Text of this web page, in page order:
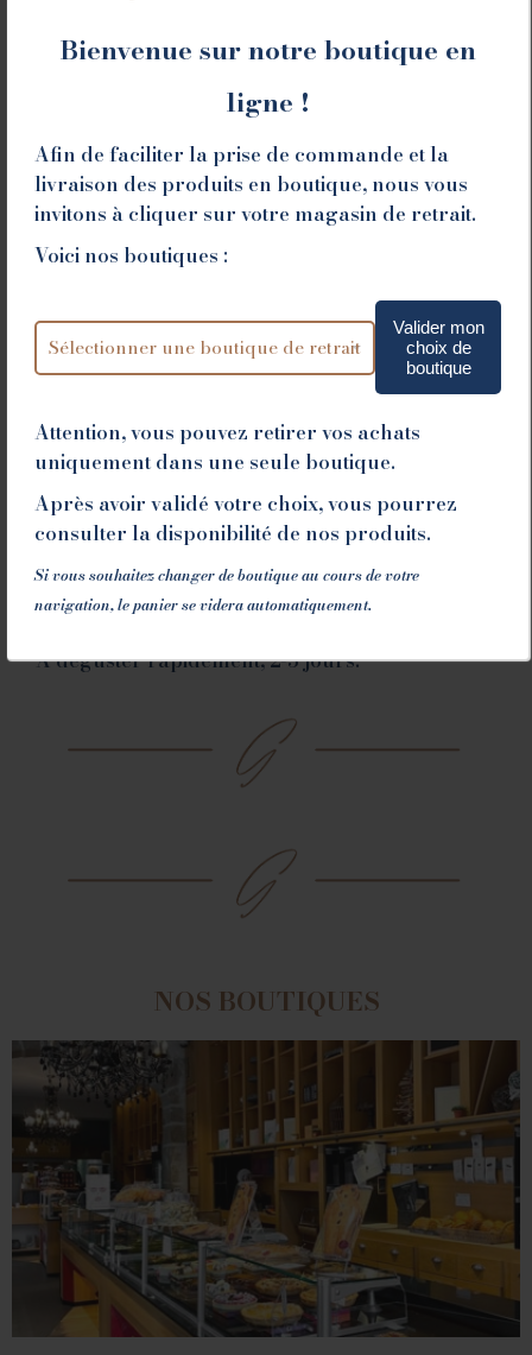
Bienvenue sur notre boutique en
ligne !
Afin de faciliter la prise de commande et la
livraison des produits en boutique, nous vous
invitons à cliquer sur votre magasin de retrait.
Voici nos boutiques :
Valider mon
choix de
boutique
Attention, vous pouvez retirer vos achats
uniquement dans une seule boutique.
Après avoir validé votre choix, vous pourrez
consulter la disponibilité de nos produits.
Si vous souhaitez changer de boutique au cours de votre
navigation, le panier se videra automatiquement.
Poids
Ajouter au panier
Une demande spéciale ? cliquez ici
Liste des allergènes
CONSEILS DE DÉGUSTATION ET
DE CONSERVATION
A déguster rapidement, 2-3 jours.
NOS BOUTIQUES